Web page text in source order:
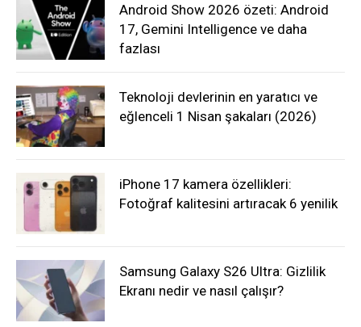
Android Show 2026 özeti: Android
17, Gemini Intelligence ve daha
fazlası
Teknoloji devlerinin en yaratıcı ve
eğlenceli 1 Nisan şakaları (2026)
iPhone 17 kamera özellikleri:
Fotoğraf kalitesini artıracak 6 yenilik
Samsung Galaxy S26 Ultra: Gizlilik
Ekranı nedir ve nasıl çalışır?